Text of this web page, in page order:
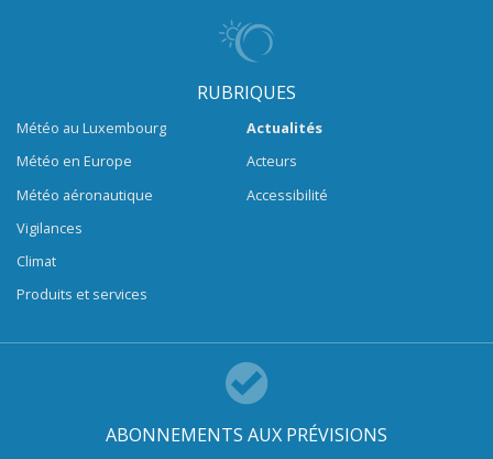
RUBRIQUES
Météo au Luxembourg
Météo en Europe
Météo aéronautique
Vigilances
Climat
Produits et services
Actualités
Acteurs
Accessibilité
ABONNEMENTS AUX PRÉVISIONS